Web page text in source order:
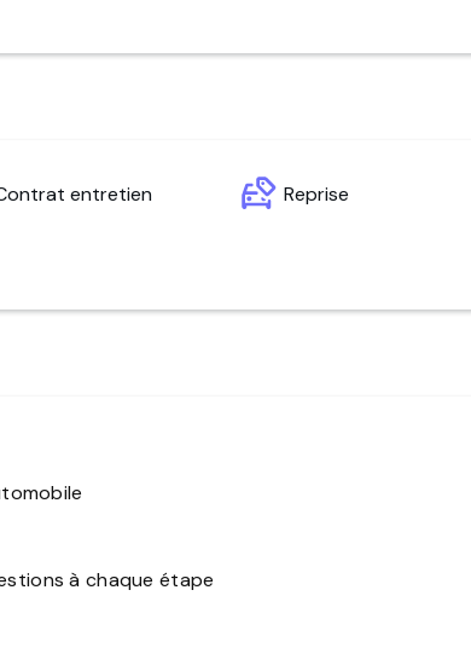
entretien Reprise
à chaque étape